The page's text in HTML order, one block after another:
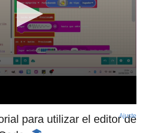
para utilizar el editor de
Ajuste